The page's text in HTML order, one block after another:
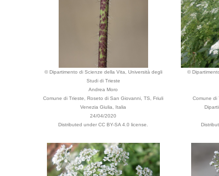
© Dipartimento di Scienze della Vita, Università degli
Studi di Trieste
Andrea Moro
Comune di Trieste, Roseto di San Giovanni, TS, Friuli
Venezia Giulia, Italia
24/04/2020
Distributed under CC BY-SA 4.0 license.
©
Comune di